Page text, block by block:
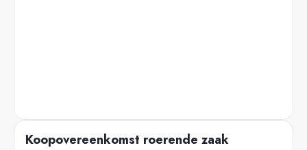
Koopovereenkomst roerende zaak